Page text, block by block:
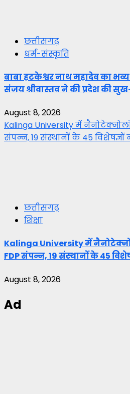
छत्तीसगढ़
धर्म-संस्कृति
बाबा हटकेश्वर नाथ महादेव का
संजय श्रीवास्तव ने की प्रदेश की
August 8, 2026
Kalinga University में
संपन्न, 19 संस्थानों के 45 विशेषज्ञों
छत्तीसगढ़
शिक्षा
Kalinga University में
FDP संपन्न, 19 संस्थानों के 45
August 8, 2026
Ad